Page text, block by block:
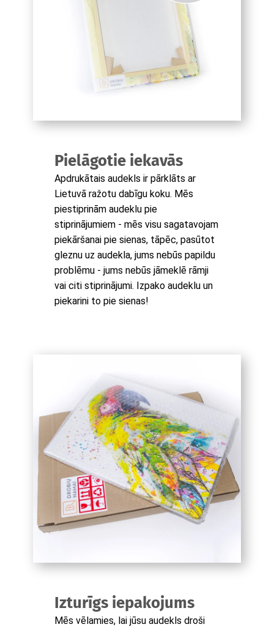
Pielāgotie iekavās
Apdrukātais audekls ir pārklāts ar
Lietuvā ražotu dabīgu koku. Mēs
piestiprinām audeklu pie
stiprinājumiem - mēs visu sagatavojam
piekāršanai pie sienas, tāpēc, pasūtot
gleznu uz audekla, jums nebūs papildu
problēmu - jums nebūs jāmeklē rāmji
vai citi stiprinājumi. Izpako audeklu un
piekarini to pie sienas!
Izturīgs iepakojums
Mēs vēlamies, lai jūsu audekls droši